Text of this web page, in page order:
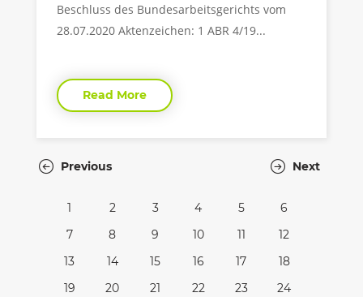
Beschluss des Bundesarbeitsgerichts vom
28.07.2020 Aktenzeichen: 1 ABR 4/19...
Read More
Previous
1 2 3 4 5
6
7
8 9 10 11
12
13
14 15 16 17
18
19
20 21 22 23
24
Next